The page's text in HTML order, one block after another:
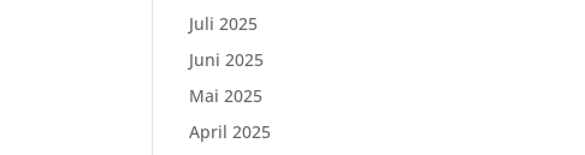
Juli 2025
Juni 2025
Mai 2025
April 2025